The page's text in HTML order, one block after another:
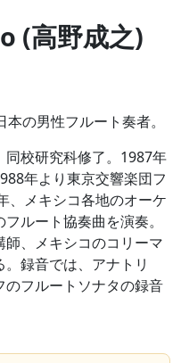
(高野成之)
の男性フルート奏者。
校研究科修了。1987年
年より東京交響楽団フ
、メキシコ各地のオーケ
ルート協奏曲を演奏。
、メキシコのコリーマ
録音では、アナトリ
フルートソナタの録音